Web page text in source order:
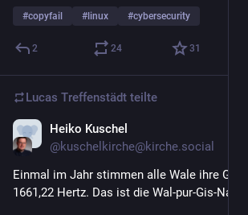
#copyfail # linux #cybersecurity
2 24 31
Lucas Treffenstädt teilte
Heiko Kuschel
@kuschelkirche@kirche.social
Einmal im Jahr stimmen alle Wale ihre
1661,22 Hertz. Das ist die Wal-pur-Gis-Nacht.